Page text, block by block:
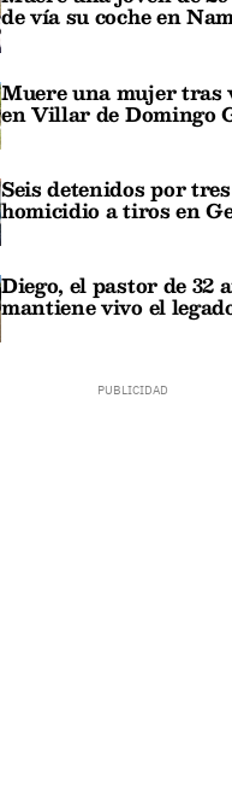
de vía su coche en
Muere una mujer tras
en Villar de Domingo
Seis detenidos por
homicidio a tiros en
Diego, el pastor de 32
mantiene vivo el